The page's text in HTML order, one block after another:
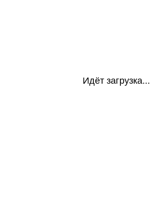
Идёт загрузка...